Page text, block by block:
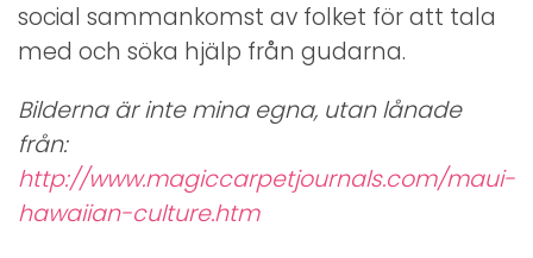
social sammankomst av folket för att tala
med och söka hjälp från gudarna.
Bilderna är inte mina egna, utan lånade
från:
http://www.magiccarpetjournals.com/maui-
hawaiian-culture.htm